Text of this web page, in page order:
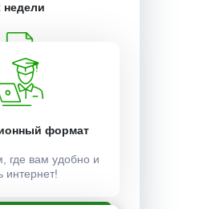
недели
план:
₽
формат
где вам удобно и
интернет!